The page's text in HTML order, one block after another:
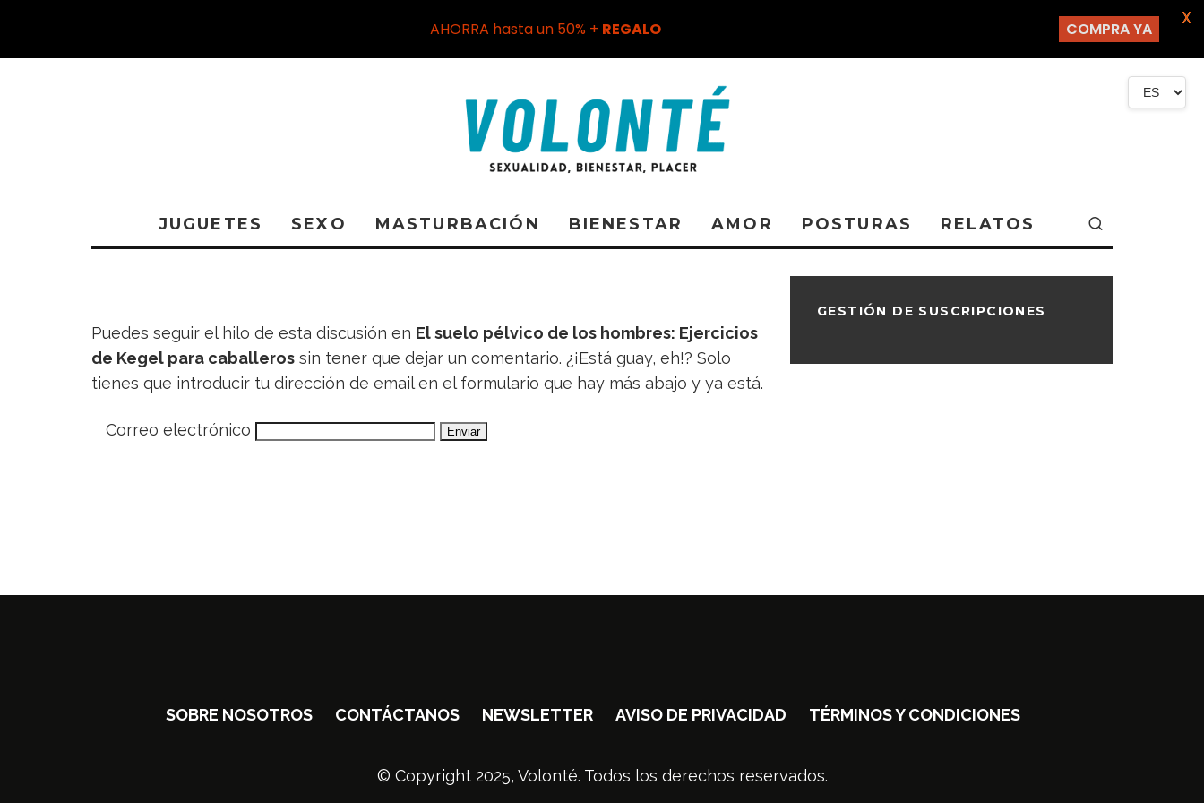
JUGUETES SEXO MASTURBACIÓN BIENESTAR AMOR POSTURAS RELATOS
Puedes seguir el hilo de esta discusión en El suelo pélvico de los hombres: Ejercicios
de Kegel para caballeros sin tener que dejar un comentario. ¿¡Está guay, eh!? Solo
tienes que introducir tu dirección de email en el formulario que hay más abajo y ya está.
Correo electrónico
GESTIÓN DE SUSCRIPCIONES
SOBRE NOSOTROS CONTÁCTANOS NEWSLETTER AVISO DE PRIVACIDAD TÉRMINOS Y CONDICIONES
© Copyright 2025, Volonté. Todos los derechos reservados.
AHORRA hasta un 50% + REGALO COMPRA YA
X